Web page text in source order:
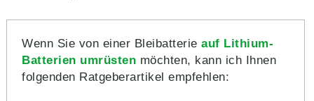
Wenn Sie von einer Bleibatterieauf Lithium-
Batterien umrüsten möchten, kann ich Ihnen
folgenden Ratgeberartikel empfehlen: